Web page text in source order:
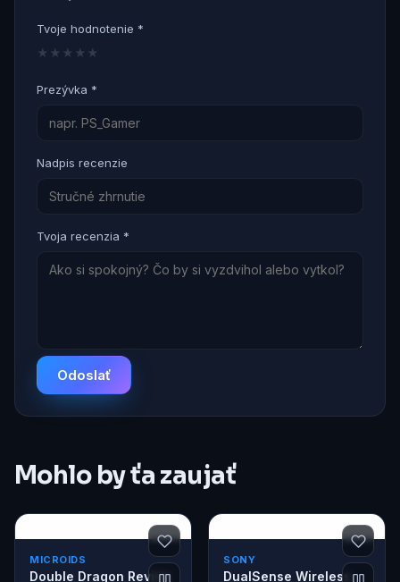
Tvoje hodnotenie *
★
★
★
★
★
Prezývka *
Nadpis recenzie
Tvoja recenzia *
Odoslať
Mohlo by ťa zaujať
MICROIDS
Double Dragon Revive
SONY
DualSense Wireless